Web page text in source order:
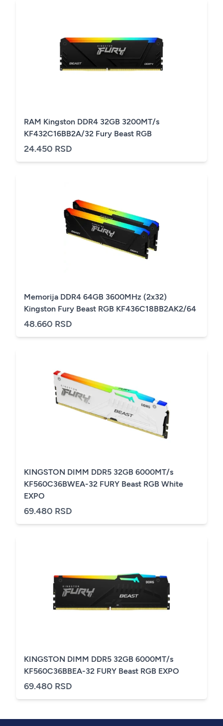
RAM Kingston DDR4 32GB 3200MT/s
KF432C16BB2A/32 Fury Beast RGB
24.450 RSD
Memorija DDR4 64GB 3600MHz (2x32)
Kingston Fury Beast RGB KF436C18BB2AK2/64
48.660 RSD
KINGSTON DIMM DDR5 32GB 6000MT/s
KF560C36BWEA-32 FURY Beast RGB White
EXPO
69.480 RSD
KINGSTON DIMM DDR5 32GB 6000MT/s
KF560C36BBEA-32 FURY Beast RGB EXPO
69.480 RSD